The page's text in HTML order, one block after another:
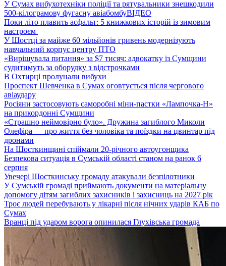
У Сумах вибухотехніки поліції та рятувальники знешкодили
500-кілограмову фугасну авіабомбуВІДЕО
Поки літо плавить асфальт: 5 книжкових історій із зимовим
настроєм
У Шостці за майже 60 мільйонів гривень модернізують
навчальний корпус центру ПТО
«Вирішувала питання» за $7 тисяч: адвокатку із Сумщини
судитимуть за оборудку з відстрочками
В Охтирці пролунали вибухи
Проспект Шевченка в Сумах оговтується після чергового
авіаудару
Росіяни застосовують саморобні міни-пастки «Лампочка-Н»
на прикордонні Сумщини
«Страшно неймовірно було». Дружина загиблого Миколи
Олефіра — про життя без чоловіка та поїздки на цвинтар під
дронами
На Шосткинщині спіймали 20-річного автоугонщика
Безпекова ситуація в Сумській області станом на ранок 6
серпня
Увечері Шосткинську громаду атакували безпілотники
У Сумській громаді приймають документи на матеріальну
допомогу дітям загиблих захисників і захисниць на 2027 рік
Троє людей перебувають у лікарні після нічних ударів КАБ по
Сумах
Вранці під ударом ворога опинилася Глухівська громада